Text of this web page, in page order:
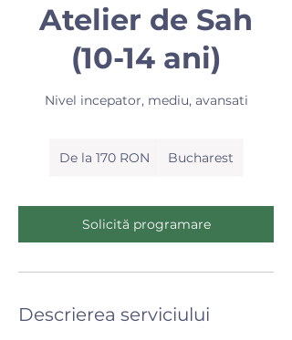
Atelier de Sah
(10-14 ani)
Nivel incepator, mediu, avansati
170De la 170 RON Bucharest
Solicită programare
Descrierea serviciului